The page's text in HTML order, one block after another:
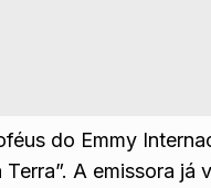
do Emmy
A emissora